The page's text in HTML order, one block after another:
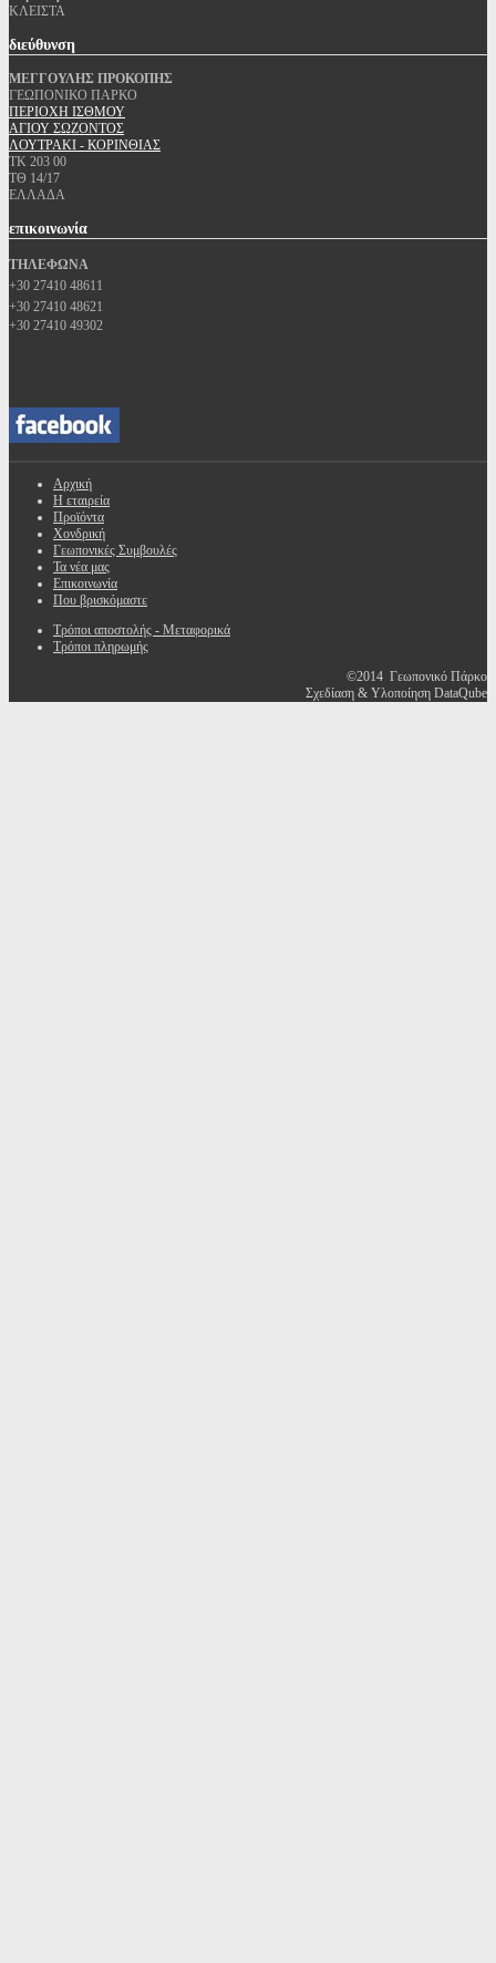
ΚΛΕΙΣΤΑ
διεύθυνση
ΜΕΓΓΟΥΛΗΣ ΠΡΟΚΟΠΗΣ
ΓΕΩΠΟΝΙΚΟ ΠΑΡΚΟ
ΠΕΡΙΟΧΗ ΙΣΘΜΟΥ
ΑΓΙΟΥ ΣΩΖΟΝΤΟΣ
ΛΟΥΤΡΑΚΙ - ΚΟΡΙΝΘΙΑΣ
ΤΚ 203 00
ΤΘ 14/17
ΕΛΛΑΔΑ
επικοινωνία
ΤΗΛΕΦΩΝΑ
+30 27410 48611
+30 27410 48621
+30 27410 49302
Αρχική
Η εταιρεία
Προϊόντα
Χονδρική
Γεωπονικές Συμβουλές
Τα νέα μας
Επικοινωνία
Που βρισκόμαστε
Τρόποι αποστολής - Μεταφορικά
Τρόποι πληρωμής
©2014 Γεωπονικό Πάρκο
Σχεδίαση & Υλοποίηση DataQube